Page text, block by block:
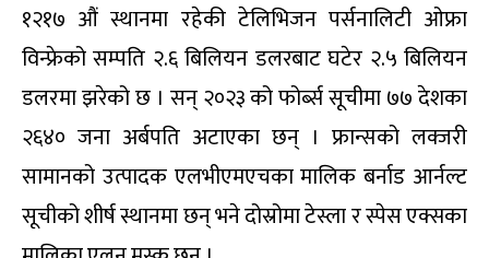
१२१७ औं स्थानमा रहेकी टेलिभिजन पर्सनालिटी ओफ्रा
विन्फ्रेको सम्पति २.६ बिलियन डलरबाट घटेर २.५ बिलियन
डलरमा झरेको छ । सन् २०२३ को फोर्ब्स सूचीमा ७७ देशका
२६४० जना अर्बपति अटाएका छन् । फ्रान्सको लक्जरी
सामानको उत्पादक एलभीएमएचका मालिक बर्नाड आर्नल्ट
सूचीको शीर्ष स्थानमा छन् भने दोस्रोमा टेस्ला र स्पेस एक्सका